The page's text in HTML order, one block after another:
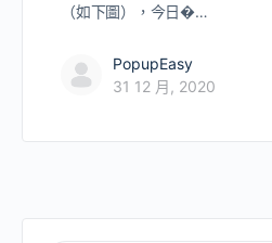
（如下圖），今日�…
PopupEasy
31 12 月, 2020